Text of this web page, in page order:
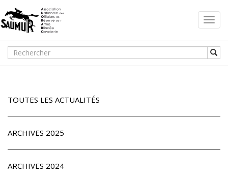
TOUTES LES ACTUALITÉS
ARCHIVES 2025
ARCHIVES 2024